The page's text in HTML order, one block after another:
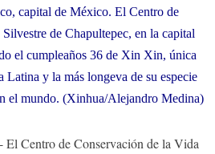
capital de México. El Centro de
de Chapultepec, en la capital
el cumpleaños 36 de Xin Xin, única
Latina y la más longeva de su especie
el mundo. (Xinhua/Alejandro Medina)
Centro de Conservación de la Vida